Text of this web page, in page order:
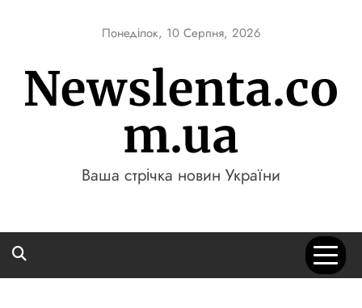
Понеділок, 10 Серпня, 2026
Newslenta.co
m.ua
Ваша стрічка новин України